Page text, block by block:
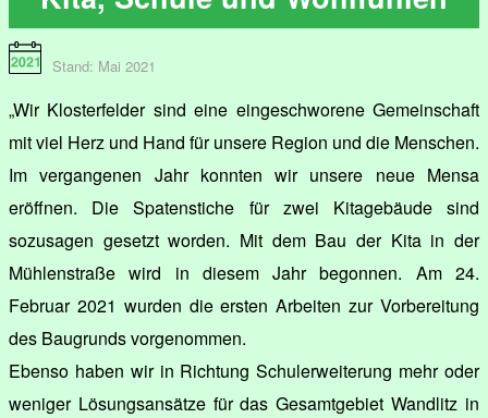
Stand: Mai 2021
„Wir Klosterfelder sind eine eingeschworene Gemeinschaft
mit viel Herz und Hand für unsere Region und die Menschen.
Im vergangenen Jahr konnten wir unsere neue Mensa
eröffnen. Die Spatenstiche für zwei Kitagebäude sind
sozusagen gesetzt worden. Mit dem Bau der Kita in der
Mühlenstraße wird in diesem Jahr begonnen. Am 24.
Februar 2021 wurden die ersten Arbeiten zur Vorbereitung
des Baugrunds vorgenommen.
Ebenso haben wir in Richtung Schulerweiterung mehr oder
weniger Lösungsansätze für das Gesamtgebiet Wandlitz in